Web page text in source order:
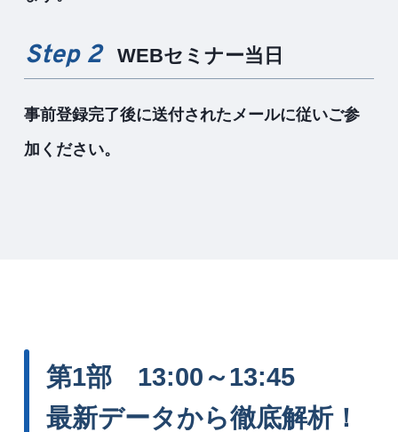
Step 2 WEBセミナー当日
事前登録完了後に送付されたメールに従いご参
加ください。
第1部 13:00～13:45
最新データから徹底解析！